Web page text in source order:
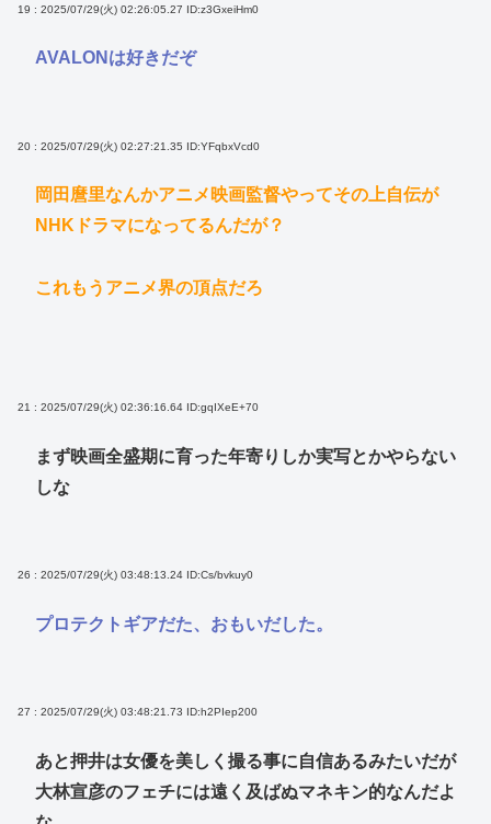
19 : 2025/07/29(火) 02:26:05.27 ID:z3GxeiHm0
AVALONは好きだぞ
20 : 2025/07/29(火) 02:27:21.35 ID:YFqbxVcd0
岡田麿里なんかアニメ映画監督やってその上自伝が
NHKドラマになってるんだが？
これもうアニメ界の頂点だろ
21 : 2025/07/29(火) 02:36:16.64 ID:gqIXeE+70
まず映画全盛期に育った年寄りしか実写とかやらない
しな
26 : 2025/07/29(火) 03:48:13.24 ID:Cs/bvkuy0
プロテクトギアだた、おもいだした。
27 : 2025/07/29(火) 03:48:21.73 ID:h2PIep200
あと押井は女優を美しく撮る事に自信あるみたいだが
大林宣彦のフェチには遠く及ばぬマネキン的なんだよ